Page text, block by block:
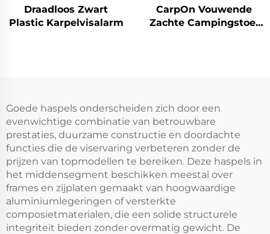
Draadloos Zwart
Plastic Karpelvisalarm
CarpOn Vouwende
Zachte Campingstoel
Goede haspels onderscheiden zich door een
evenwichtige combinatie van betrouwbare
prestaties, duurzame constructie en doordachte
functies die de viservaring verbeteren zonder de
prijzen van topmodellen te bereiken. Deze haspels in
het middensegment beschikken meestal over
frames en zijplaten gemaakt van hoogwaardige
aluminiumlegeringen of versterkte
composietmaterialen, die een solide structurele
integriteit bieden zonder overmatig gewicht. De